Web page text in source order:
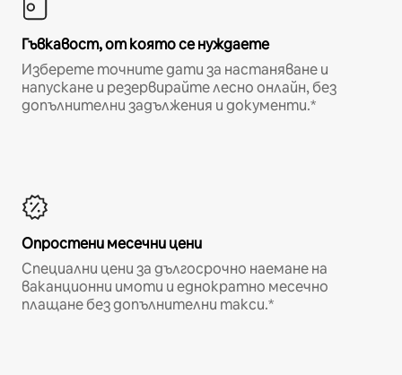
Гъвкавост, от която се нуждаете
Изберете точните дати за настаняване и
напускане и резервирайте лесно онлайн, без
допълнителни задължения и документи.*
Опростени месечни цени
Специални цени за дългосрочно наемане на
ваканционни имоти и еднократно месечно
плащане без допълнителни такси.*